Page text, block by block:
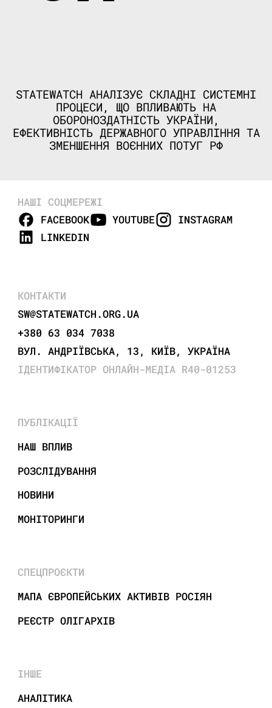
STATEWATCH АНАЛІЗУЄ СКЛАДНІ СИСТЕМНІ
ПРОЦЕСИ, ЩО ВПЛИВАЮТЬ НА
ОБОРОНОЗДАТНІСТЬ УКРАЇНИ,
ЕФЕКТИВНІСТЬ ДЕРЖАВНОГО УПРАВЛІННЯ ТА
ЗМЕНШЕННЯ ВОЄННИХ ПОТУГ РФ
НАШІ СОЦМЕРЕЖІ
FACEBOOK
YOUTUBE
INSTAGRAM
LINKEDIN
КОНТАКТИ
SW@STATEWATCH.ORG.UA
+380 63 034 7038
ВУЛ. АНДРІЇВСЬКА, 13, КИЇВ, УКРАЇНА
ІДЕНТИФІКАТОР ОНЛАЙН-МЕДІА R40-01253
ПУБЛІКАЦІЇ
НАШ ВПЛИВ
РОЗСЛІДУВАННЯ
НОВИНИ
МОНІТОРИНГИ
СПЕЦПРОЄКТИ
МАПА ЄВРОПЕЙСЬКИХ АКТИВІВ РОСІЯН
РЕЄСТР ОЛІГАРХІВ
ІНШЕ
АНАЛІТИКА